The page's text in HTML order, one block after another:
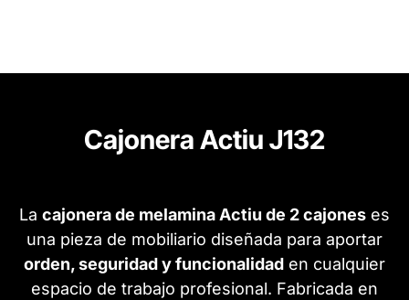
Cajonera Actiu J132
La cajonera de melamina Actiu de 2 cajones es
una pieza de mobiliario diseñada para aportar
orden, seguridad y funcionalidad en cualquier
espacio de trabajo profesional. Fabricada en